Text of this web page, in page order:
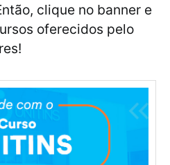
clique no banner e
oferecidos pelo